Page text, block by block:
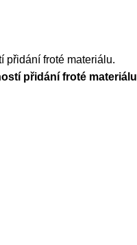
přidání froté materiálu.
přidání froté materiálu